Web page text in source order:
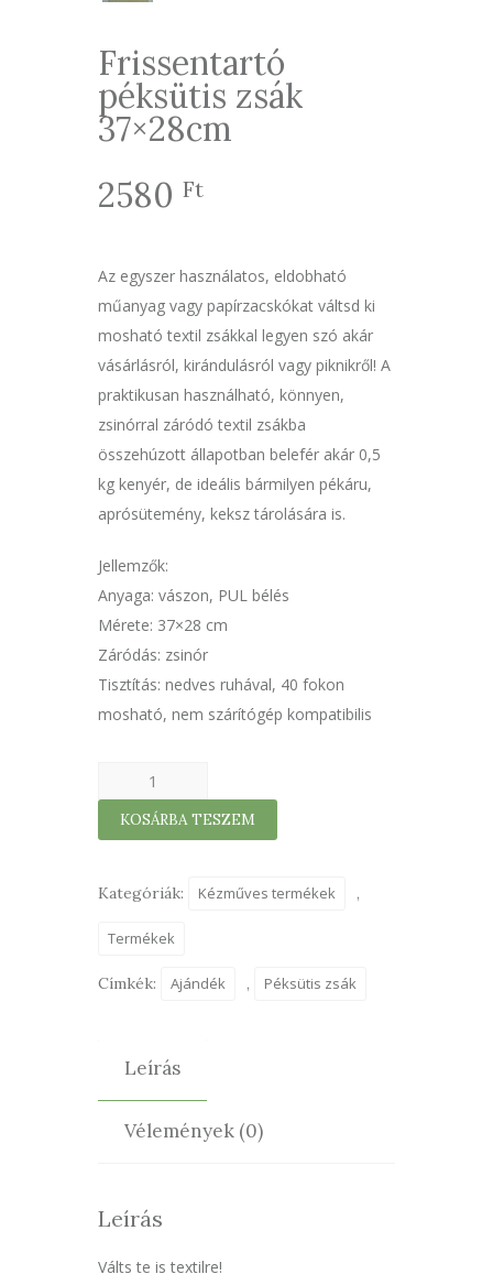
Frissentartó
péksütis zsák
37×28cm
2580 Ft
Az egyszer használatos, eldobható
műanyag vagy papírzacskókat váltsd ki
mosható textil zsákkal legyen szó akár
vásárlásról, kirándulásról vagy piknikről! A
praktikusan használható, könnyen,
zsinórral záródó textil zsákba
összehúzott állapotban belefér akár 0,5
kg kenyér, de ideális bármilyen pékáru,
aprósütemény, keksz tárolására is.
Jellemzők:
Anyaga: vászon, PUL bélés
Mérete: 37×28 cm
Záródás: zsinór
Tisztítás: nedves ruhával, 40 fokon
mosható, nem szárítógép kompatibilis
Frissentartó
péksütis
zsák
mennyiség
KOSÁRBA TESZEM
Kategóriák: Kézműves termékek ,
Termékek
Címkék: Ajándék , Péksütis zsák
Leírás
Vélemények (0)
Leírás
Válts te is textilre!